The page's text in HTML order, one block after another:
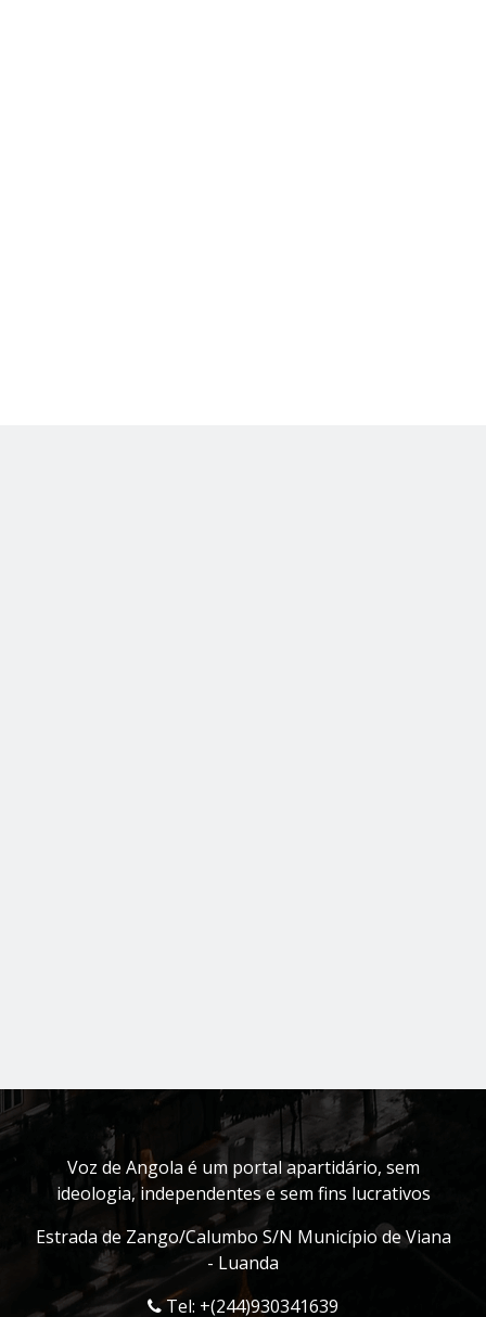
Voz de Angola é um portal apartidário, sem
ideologia, independentes e sem fins lucrativos
Estrada de Zango/Calumbo S/N Município de Viana
- Luanda
Tel: +(244)930341639